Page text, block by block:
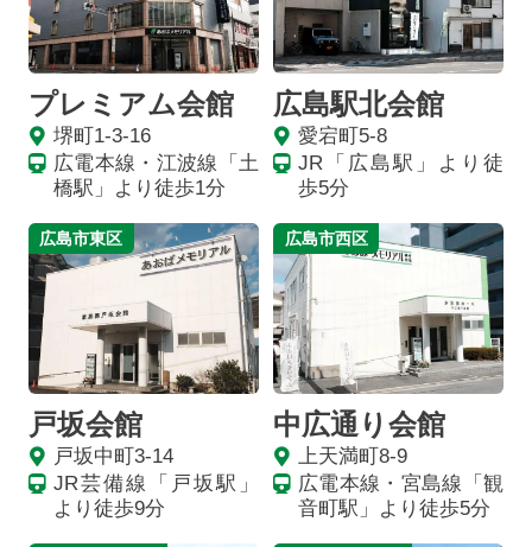
プレミアム会館
堺町1-3-16
広電本線・江波線「土
橋駅」より徒歩1分
広島駅北会館
愛宕町5-8
JR「広島駅」より徒
歩5分
広島市東区
戸坂会館
戸坂中町3-14
JR芸備線「戸坂駅」
より徒歩9分
広島市西区
中広通り会館
上天満町8-9
広電本線・宮島線「観
音町駅」より徒歩5分